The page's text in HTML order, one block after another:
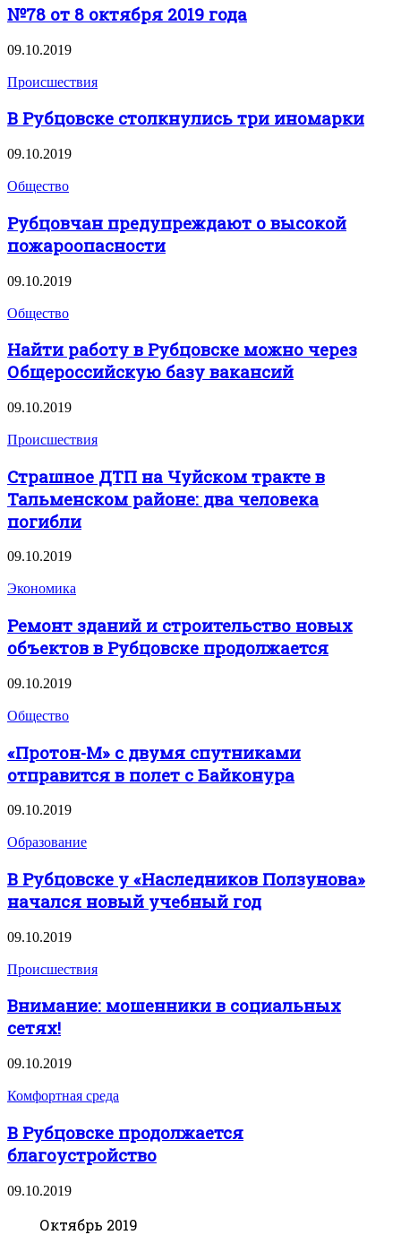
№78 от 8 октября 2019 года
09.10.2019
Происшествия
В Рубцовске столкнулись три иномарки
09.10.2019
Общество
Рубцовчан предупреждают о высокой
пожароопасности
09.10.2019
Общество
Найти работу в Рубцовске можно через
Общероссийскую базу вакансий
09.10.2019
Происшествия
Страшное ДТП на Чуйском тракте в
Тальменском районе: два человека
погибли
09.10.2019
Экономика
Ремонт зданий и строительство новых
объектов в Рубцовске продолжается
09.10.2019
Общество
«Протон-М» с двумя спутниками
отправится в полет с Байконура
09.10.2019
Образование
В Рубцовске у «Наследников Ползунова»
начался новый учебный год
09.10.2019
Происшествия
Внимание: мошенники в социальных
сетях!
09.10.2019
Комфортная среда
В Рубцовске продолжается
благоустройство
09.10.2019
Октябрь 2019